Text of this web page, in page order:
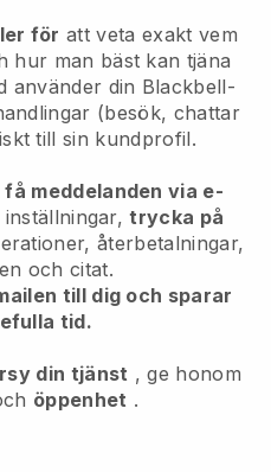
för att veta exakt vem
hur man bäst kan tjäna
använder din Blackbell-
(besök, chattar
till sin kundprofil.
meddelanden via e-
inställningar,trycka på
återbetalningar,
och citat.
till dig och sparar
tid.
din tjänst , ge honom
öppenhet .